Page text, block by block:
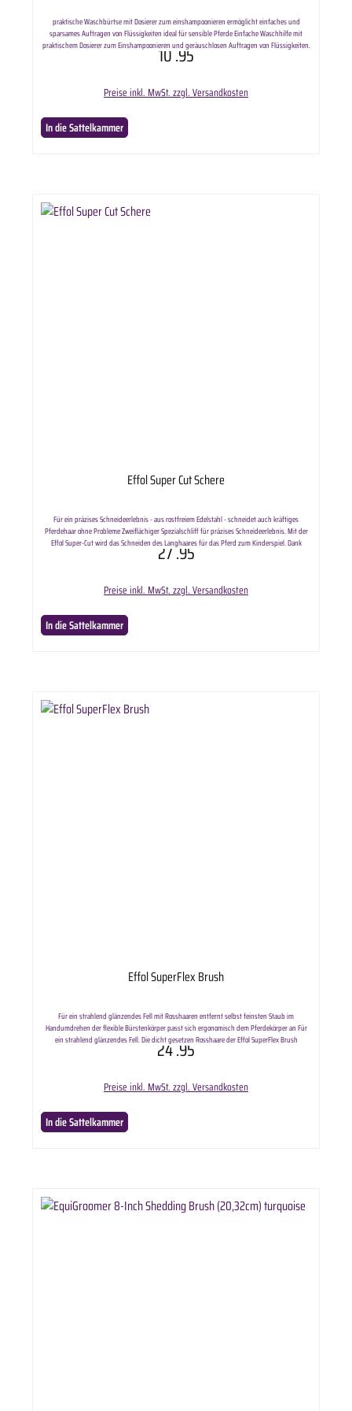
praktische Waschbürtse mit Dosierer zum einshampoonieren ermöglicht einfaches und
sparsames Auftragen von Flüssigkeiten ideal für sensible Pferde Einfache Waschhilfe mit
praktischem Dosierer zum Einshampoonieren und geräuschlosen Auftragen von Flüssigkeiten.
Kein Herunterlaufen der Flüssigkeit am Arm. Ideal zur Reinigung von Mähne bis Huf, andere
10.95
Preise inkl. MwSt. zzgl. Versandkosten
In die Sattelkammer
Effol Super Cut Schere
Für ein präzises Schneideerlebnis - aus rostfreiem Edelstahl - schneidet auch kräftiges
Pferdehaar ohne Probleme Zweiflächiger Spezialschliff für präzises Schneideerlebnis. Mit der
Effol Super-Cut wird das Schneiden des Langhaares für das Pferd zum Kinderspiel. Dank
rostfreiem Edelstahl ist sie auch für anspruchsvolle Einsätze bei kräftigem und robustem
27.95
Preise inkl. MwSt. zzgl. Versandkosten
In die Sattelkammer
Effol SuperFlex Brush
Für ein strahlend glänzendes Fell mit Rosshaaren entfernt selbst feinsten Staub im
Handumdrehen der flexible Bürstenkörper passt sich ergonomisch dem Pferdekörper an Für
ein strahlend glänzendes Fell. Die dicht gesetzen Rosshaare der Effol SuperFlex Brush
entfernen Schmutz, lose Haare und selbst feinsten Staub im Handumdrehen. Der flexible
24.95
Preise inkl. MwSt. zzgl. Versandkosten
In die Sattelkammer